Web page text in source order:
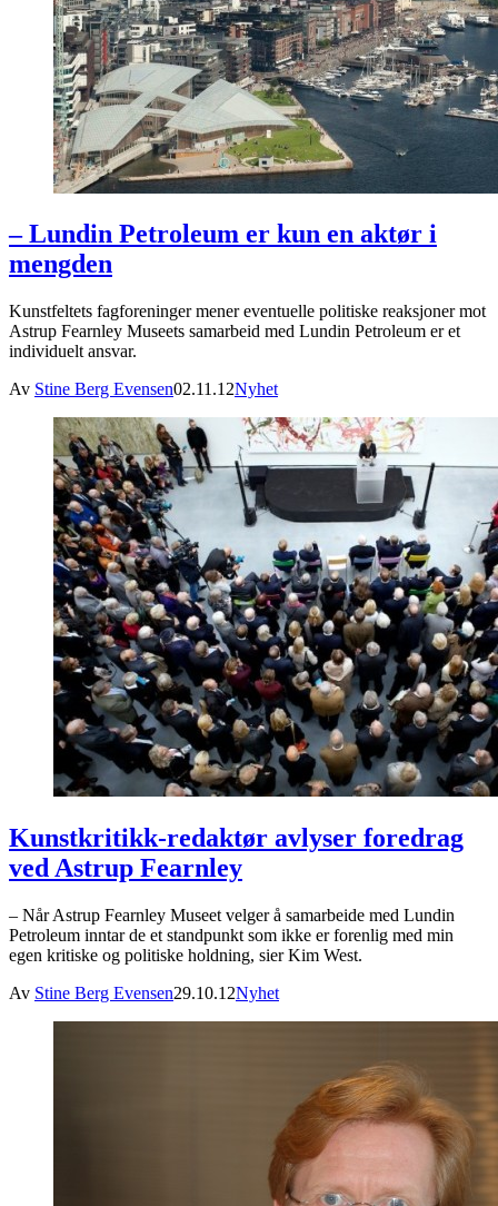
– Lundin Petroleum er kun en aktør i
mengden
Kunstfeltets fagforeninger mener eventuelle politiske reaksjoner mot
Astrup Fearnley Museets samarbeid med Lundin Petroleum er et
individuelt ansvar.
Av Stine Berg Evensen02.11.12Nyhet
Kunstkritikk-redaktør avlyser foredrag
ved Astrup Fearnley
– Når Astrup Fearnley Museet velger å samarbeide med Lundin
Petroleum inntar de et standpunkt som ikke er forenlig med min
egen kritiske og politiske holdning, sier Kim West.
Av Stine Berg Evensen29.10.12Nyhet